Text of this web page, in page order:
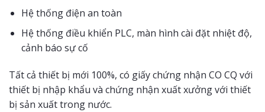
Hệ thống điện an toàn
Hệ thống điều khiển PLC, màn hình cài đặt nhiệt độ,
cảnh báo sự cố
Tất cả thiết bị mới 100%, có giấy chứng nhận CO CQ với
thiết bị nhập khẩu và chứng nhận xuất xưởng với thiết
bị sản xuất trong nước.